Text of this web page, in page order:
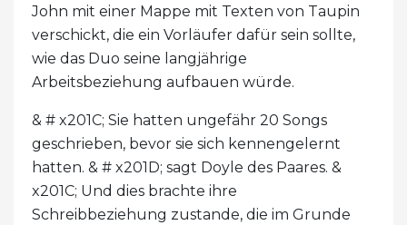
John mit einer Mappe mit Texten von Taupin
verschickt, die ein Vorläufer dafür sein sollte,
wie das Duo seine langjährige
Arbeitsbeziehung aufbauen würde.
& # x201C; Sie hatten ungefähr 20 Songs
geschrieben, bevor sie sich kennengelernt
hatten. & # x201D; sagt Doyle des Paares. &
x201C; Und dies brachte ihre
Schreibbeziehung zustande, die im Grunde